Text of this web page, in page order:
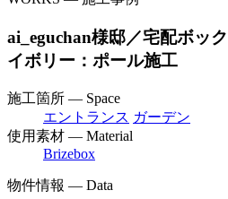
ai_eguchan様邸／宅配ボッ
イボリー：ポール施工
施工箇所 — Space
エントランス ガーデン
使用素材 — Material
Brizebox
物件情報 — Data